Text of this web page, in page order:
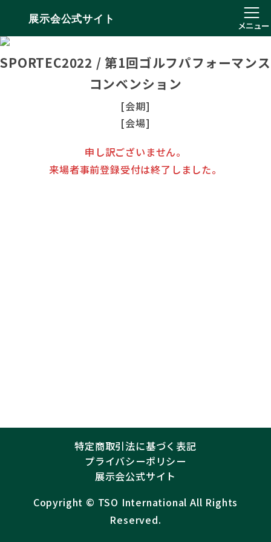
展示会公式サイト
メニュー
SPORTEC2022 / 第1回ゴルフパフォーマンス
コンベンション
[会期]
[会場]
申し訳ございません。
来場者事前登録受付は終了しました。
特定商取引法に基づく表記
プライバシーポリシー
展示会公式サイト
Copyright ©︎ TSO International All Rights
Reserved.